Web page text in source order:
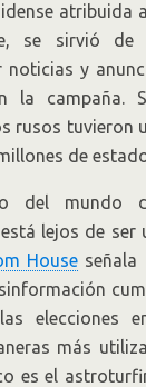
atribuida
se sirvió de
noticias y
la campaña.
rusos tuvieron
de
del mundo
lejos de ser
House señala
elecciones
más
es el